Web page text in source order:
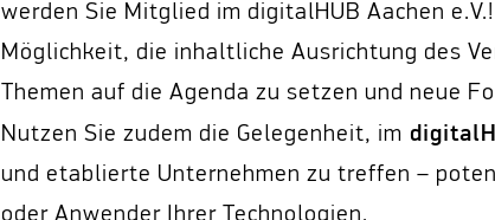
werden Sie Mitglied im digitalHUB Aachen
Möglichkeit, die inhaltliche Ausrichtung des
Themen auf die Agenda zu setzen und neue
Nutzen Sie zudem die Gelegenheit, im
und etablierte Unternehmen zu treffen –